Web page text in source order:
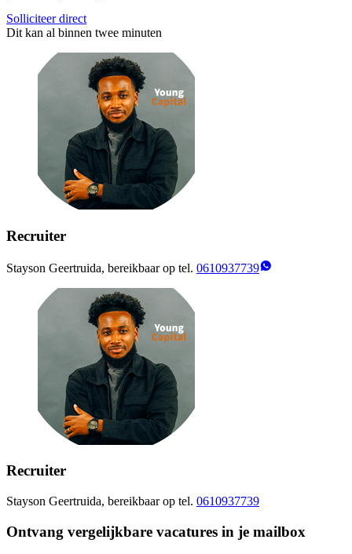
Solliciteer direct
Dit kan al binnen twee minuten
Recruiter
Stayson Geertruida, bereikbaar op tel. 0610937739
Recruiter
Stayson Geertruida, bereikbaar op tel. 0610937739
Ontvang vergelijkbare vacatures in je mailbox